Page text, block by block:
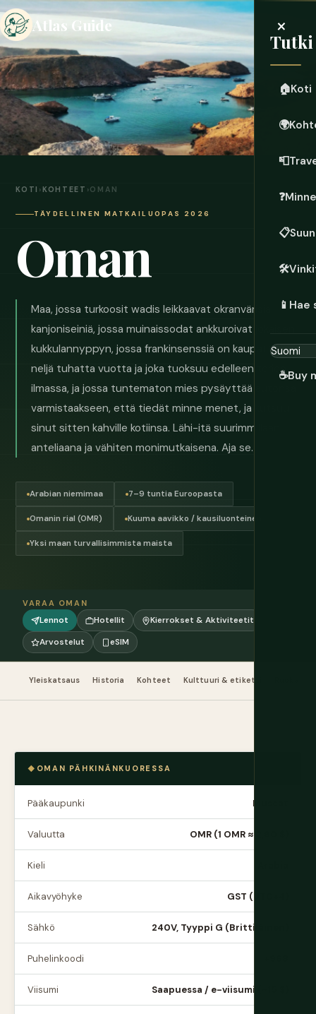
Atlas Guide ×
Tutki
🏠Koti
🌍
📮
❓
📋
🛠️
📱 Hae
☕Buy
KOTI ›KOHTEET ›OMAN
TÄYDELLINEN MATKAILUOPAS 2026
Oman
Maa, jossa turkoosit wadis leikkaavat okranvärisiä
kanjoniseiniä, jossa muinaissodat ankkuroivat jokaisen
kukkulannyppyn, jossa frankinsenssiä on kaupattu
neljä tuhatta vuotta ja joka tuoksuu edelleen torien
ilmassa, ja jossa tuntematon mies pysäyttää autonsa
varmistaakseen, että tiedät minne menet, ja kutsuu
sinut sitten kahville kotiinsa. Lähi-itä suurimmillaan
anteliaana ja vähiten monimutkaisena. Aja se.
Arabian niemimaa 7–9 tuntia Euroopasta
Omanin rial (OMR) Kuuma aavikko / kausiluonteinen
Yksi maan turvallisimmista maista
VARAA OMAN
Lennot Hotellit
Kierrokset & Aktiviteetit
Arvostelut
eSIM
Yleiskatsaus Historia Kohteet Kulttuuri & etiketti
OMAN PÄHKINÄNKUORESSA
Pääkaupunki Muscat
Valuutta OMR (1 OMR ≈ 2,60 $)
Kieli
Aikavyöhyke GST (UTC+4)
Sähkö 240V, Tyyppi G (Brittiläinen)
Puhelinkoodi
Viisumi Saapuessa / e-viisumi (~15 $)